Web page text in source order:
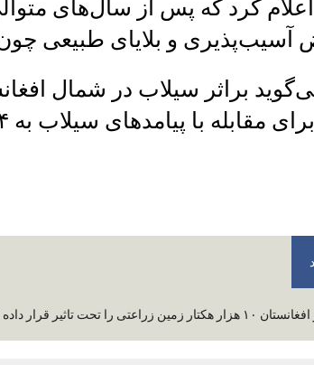
اعلام کرد که پس از سال‌های
آسیب‌پذیری و بلایای طبیعی